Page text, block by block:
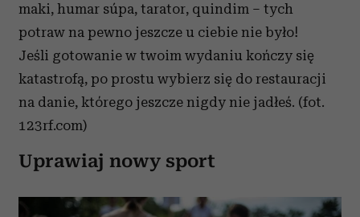
maki, humar súpa, tarator, quindim – tych
potraw na pewno jeszcze u ciebie nie było!
Jeśli gotowanie w twoim wydaniu kończy się
katastrofą, po prostu wybierz się do restauracji
na danie, którego jeszcze nigdy nie jadłeś. (fot.
123rf.com)
Uprawiaj nowy sport